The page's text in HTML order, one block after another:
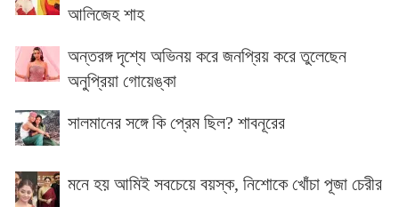
আলিজেহ শাহ
অন্তরঙ্গ দৃশ্যে অভিনয় করে জনপ্রিয় করে তুলেছেন
অনুপ্রিয়া গোয়েঙ্কা
সালমানের সঙ্গে কি প্রেম ছিল? শাবনূরের
মনে হয় আমিই সবচেয়ে বয়স্ক, নিশোকে খোঁচা পূজা চেরীর